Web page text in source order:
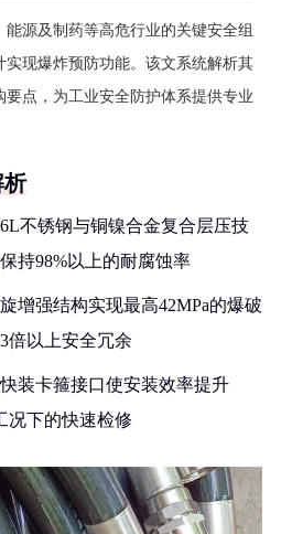
源及制药等高危行业的关键安全组
现爆炸预防功能。该文系统解析其
点，为工业安全防护体系提供专业
析
不锈钢与铜镍合金复合层压技
持98%以上的耐腐蚀率
增强结构实现最高42MPa的爆破
倍以上安全冗余
装卡箍接口使安装效率提升
况下的快速检修